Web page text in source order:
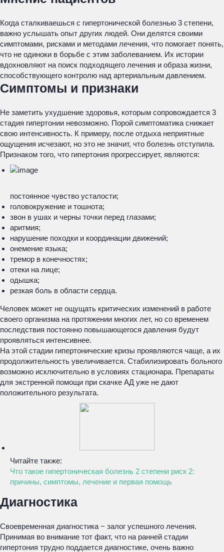
Когда сталкиваешься с гипертонической болезнью 3 степени,
важно услышать опыт других людей. Они делятся своими
симптомами, рисками и методами лечения, что помогает понять,
что не одиноки в борьбе с этим заболеванием. Их истории
вдохновляют на поиск подходящего лечения и образа жизни,
способствующего контролю над артериальным давлением.
Симптомы и признаки
Не заметить ухудшение здоровья, которым сопровождается 3
стадия гипертонии невозможно. Порой симптоматика снижает
свою интенсивность. К примеру, после отдыха неприятные
ощущения исчезают, но это не значит, что болезнь отступила.
Признаком того, что гипертония прогрессирует, являются:
постоянное чувство усталости;
головокружение и тошнота;
звон в ушах и черны точки перед глазами;
аритмия;
нарушение походки и координации движений;
онемение языка;
тремор в конечностях;
отеки на лице;
одышка;
резкая боль в области сердца.
Человек может не ощущать критических изменений в работе
своего организма на протяжении многих лет, но со временем
последствия постоянно повышающегося давления будут
проявляться интенсивнее.
На этой стадии гипертонические кризы проявляются чаще, а их
продолжительность увеличивается. Стабилизировать больного
возможно исключительно в условиях стационара. Препараты
для экстренной помощи при скачке АД уже не дают
положительного результата.
Читайте также:
Что такое гипертоническая болезнь 2 степени риск 2:
причины, симптомы, лечение и первая помощь
Диагностика
Своевременная диагностика − залог успешного лечения.
Принимая во внимание тот факт, что на ранней стадии
гипертония трудно поддается диагностике, очень важно